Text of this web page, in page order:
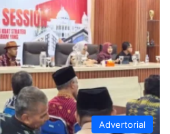
Advertorial